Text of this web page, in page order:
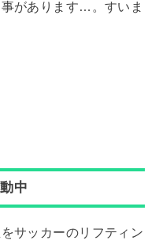
があります…。すいま
中
サッカーのリフティン